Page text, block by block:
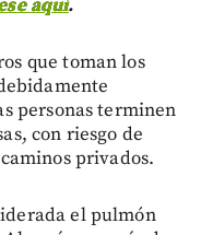
aquí.
que toman los
personas terminen
con riesgo de
privados.
el pulmón